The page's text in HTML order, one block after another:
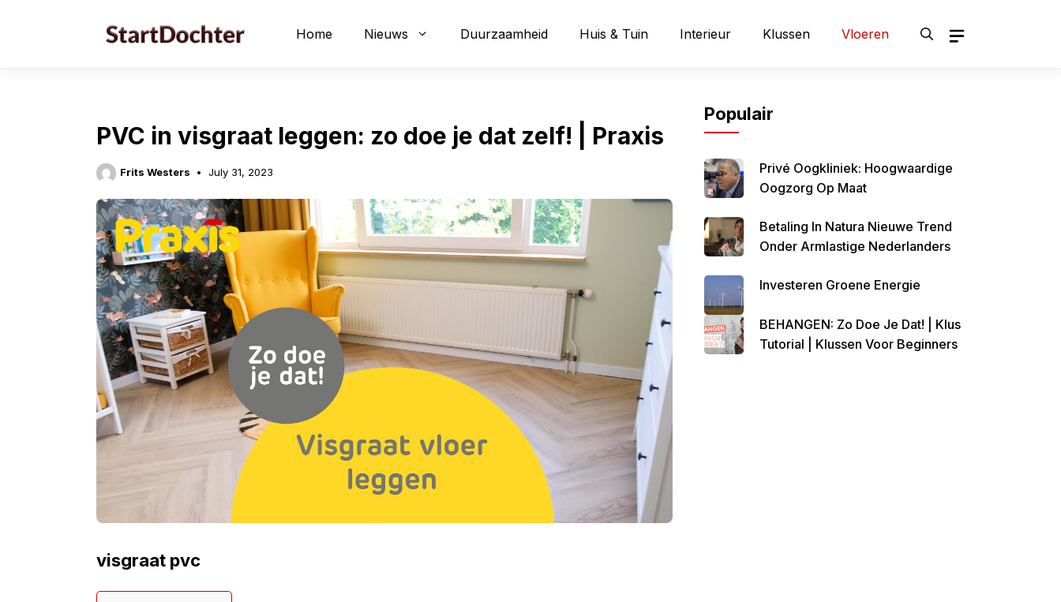
Home Nieuws Duurzaamheid Huis & Tuin Interieur Klussen Vloeren
PVC in visgraat leggen: zo doe je dat zelf! | Praxis
Frits Westers July 31, 2023
visgraat pvc
Populair
Privé Oogkliniek: Hoogwaardige
Oogzorg Op Maat
Betaling In Natura Nieuwe Trend
Onder Armlastige Nederlanders
Investeren Groene Energie
BEHANGEN: Zo Doe Je Dat! | Klus
Tutorial | Klussen Voor Beginners